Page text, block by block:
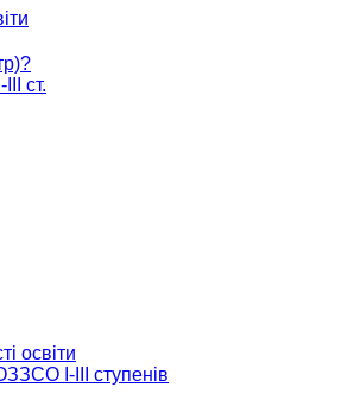
ст.
освіти
I-III ступенів